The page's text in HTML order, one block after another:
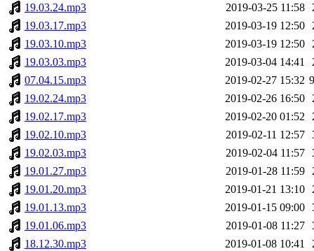
19.03.24.mp3
2019-03-25 11:58
19.03.17.mp3
2019-03-19 12:50
19.03.10.mp3
2019-03-19 12:50
19.03.03.mp3
2019-03-04 14:41
07.04.15.mp3
2019-02-27 15:32
19.02.24.mp3
2019-02-26 16:50
19.02.17.mp3
2019-02-20 01:52
19.02.10.mp3
2019-02-11 12:57
19.02.03.mp3
2019-02-04 11:57
19.01.27.mp3
2019-01-28 11:59
19.01.20.mp3
2019-01-21 13:10
19.01.13.mp3
2019-01-15 09:00
19.01.06.mp3
2019-01-08 11:27
18.12.30.mp3
2019-01-08 10:41